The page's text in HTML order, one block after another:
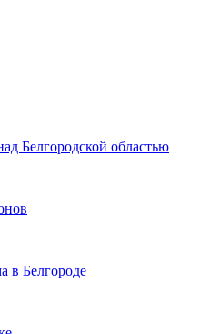
Белгородской областью
в Белгороде